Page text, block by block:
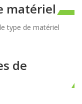
matériel
type de matériel
de